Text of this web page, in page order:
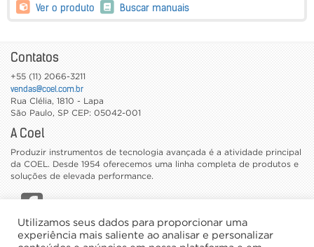
Ver o produto Buscar manuais
Contatos
+55 (11) 2066-3211
vendas@coel.com.br
Rua Clélia, 1810 - Lapa
São Paulo, SP CEP: 05042-001
A Coel
Produzir instrumentos de tecnologia avançada é a atividade principal
da COEL. Desde 1954 oferecemos uma linha completa de produtos e
soluções de elevada performance.
CATÁLOGOS
Utilizamos seus dados para proporcionar uma
experiência mais saliente ao analisar e personalizar